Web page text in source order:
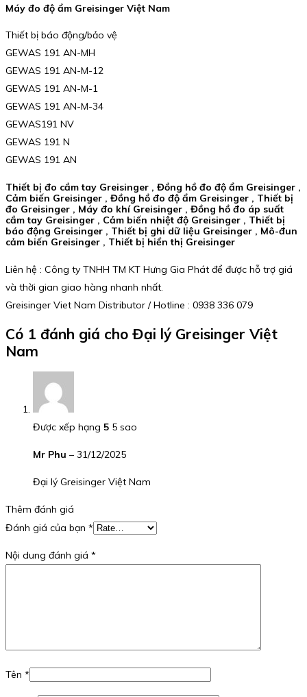
Máy đo độ ẩm Greisinger Việt Nam
Thiết bị báo động/bảo vệ
GEWAS 191 AN-MH
GEWAS 191 AN-M-12
GEWAS 191 AN-M-1
GEWAS 191 AN-M-34
GEWAS191 NV
GEWAS 191 N
GEWAS 191 AN
Thiết bị đo cầm tay Greisinger , Đồng hồ đo độ ẩm Greisinger ,
Cảm biến Greisinger , Đồng hồ đo độ ẩm Greisinger , Thiết bị
đo Greisinger , Máy đo khí Greisinger , Đồng hồ đo áp suất
cầm tay Greisinger , Cảm biến nhiệt độ Greisinger , Thiết bị
báo động Greisinger , Thiết bị ghi dữ liệu Greisinger , Mô-đun
cảm biến Greisinger , Thiết bị hiển thị Greisinger
Liên hệ : Công ty TNHH TM KT Hưng Gia Phát để được hỗ trợ giá
và thời gian giao hàng nhanh nhất.
Greisinger Viet Nam Distributor / Hotline : 0938 336 079
Có 1 đánh giá cho Đại lý Greisinger Việt
Nam
Được xếp hạng 5 5 sao
Mr Phu – 31/12/2025
Đại lý Greisinger Việt Nam
Thêm đánh giá
Đánh giá của bạn *
Nội dung đánh giá *
Tên *